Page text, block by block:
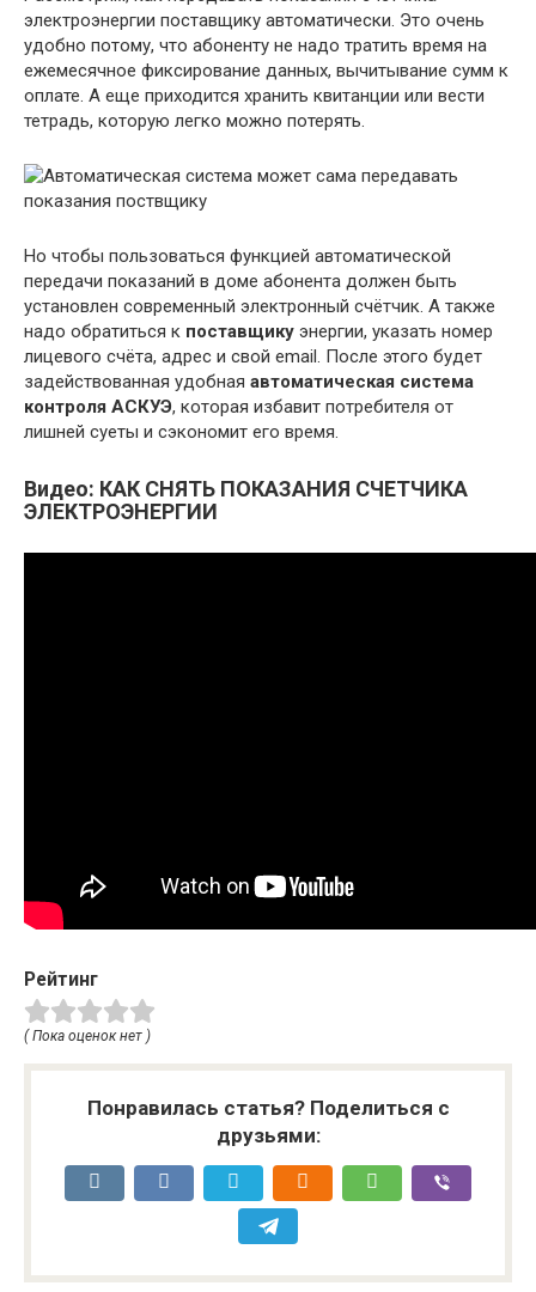
электроэнергии поставщику автоматически. Это очень
удобно потому, что абоненту не надо тратить время на
ежемесячное фиксирование данных, вычитывание сумм к
оплате. А еще приходится хранить квитанции или вести
тетрадь, которую легко можно потерять.
Но чтобы пользоваться функцией автоматической
передачи показаний в доме абонента должен быть
установлен современный электронный счётчик. А также
надо обратиться к поставщику энергии, указать номер
лицевого счёта, адрес и свой email. После этого будет
задействованная удобная автоматическая система
контроля АСКУЭ, которая избавит потребителя от
лишней суеты и сэкономит его время.
Видео: КАК СНЯТЬ ПОКАЗАНИЯ СЧЕТЧИКА
ЭЛЕКТРОЭНЕРГИИ
Рейтинг
( Пока оценок нет )
Понравилась статья? Поделиться с
друзьями: